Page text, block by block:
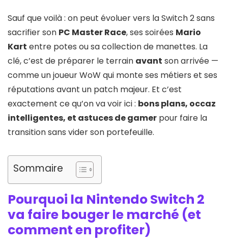
Sauf que voilà : on peut évoluer vers la Switch 2 sans
sacrifier son PC Master Race, ses soirées Mario
Kart entre potes ou sa collection de manettes. La
clé, c’est de préparer le terrain avant son arrivée —
comme un joueur WoW qui monte ses métiers et ses
réputations avant un patch majeur. Et c’est
exactement ce qu’on va voir ici : bons plans, occaz
intelligentes, et astuces de gamer pour faire la
transition sans vider son portefeuille.
Sommaire
Pourquoi la Nintendo Switch 2
va faire bouger le marché (et
comment en profiter)